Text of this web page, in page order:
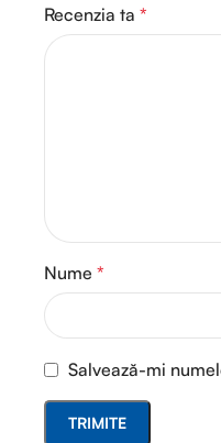
Recenzia ta *
Nume *
Salvează-mi